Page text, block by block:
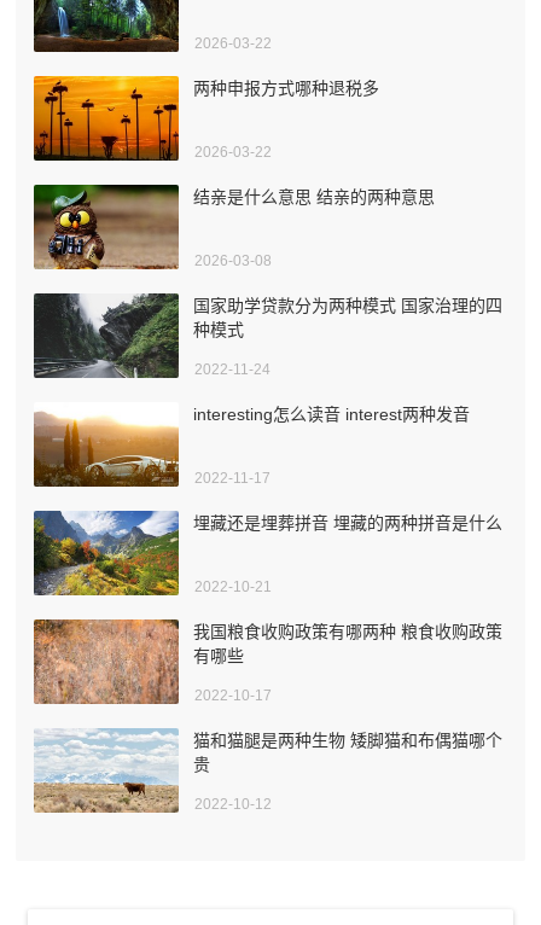
2026-03-22
两种申报方式哪种退税多
2026-03-22
结亲是什么意思 结亲的两种意思
2026-03-08
国家助学贷款分为两种模式 国家治理的四
种模式
2022-11-24
interesting怎么读音 interest两种发音
2022-11-17
埋藏还是埋葬拼音 埋藏的两种拼音是什么
2022-10-21
我国粮食收购政策有哪两种 粮食收购政策
有哪些
2022-10-17
猫和猫腿是两种生物 矮脚猫和布偶猫哪个
贵
2022-10-12